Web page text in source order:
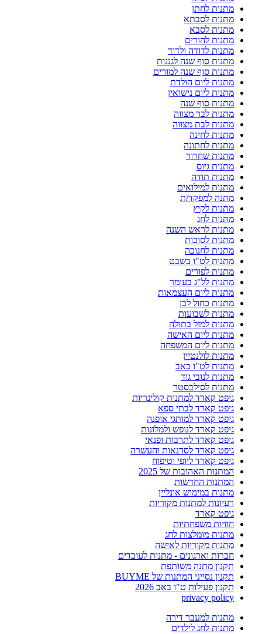
מתנות לחתן
מתנות לסבתא
מתנות לסבא
מתנות להורים
מתנות לדודה ולדוד
מתנות סוף שנה לגננות
מתנות סוף שנה למורים
מתנות ליום הולדת
מתנות ליום נישואין
מתנות סוף שנה
מתנות לבר מצווה
מתנות לבת מצווה
מתנות לחינה
מתנות לחתונה
מתנות שחרור
מתנות גיוס
מתנות תודה
מתנות למילואים
מתנה למפקד/ת
מתנות לקיץ
מתנות לחג
מתנות לראש השנה
מתנות לסוכות
מתנות לחנוכה
מתנות לט"ו בשבט
מתנות לפורים
מתנות לל"ג בעומר
מתנות ליום העצמאות
מתנות כחול לבן
מתנות לשבועות
מתנות למזל בתולה
מתנות ליום האישה
מתנות ליום המשפחה
מתנות לולנטיין
מתנות לט"ו באב
מתנות לנובי גוד
מתנות לסילבסטר
גיפט קארד למתנות קולינריות
גיפט קארד לבתי ספא
גיפט קארד למותגי אופנה
גיפט קארד לנופש ולמלונות
גיפט קארד לתרבות ופנאי
גיפט קארד לסדנאות והעשרה
גיפט קארד ליופי וטיפוח
המתנות האהובות של 2025
המתנות החדשות
מתנות במימוש אונליין
רעיונות למתנות מקוריות
גיפט קארד
חוויות משפחתיות
מתנות מומלצות לחג
מתנות מקוריות לאישה
חברות וארגונים - מתנות לעובדים
תקנון מתנה משותפת
תקנון נסייני המתנות של BUYME
תקנון פעילות ט"ו באב 2026
privacy policy
מתנות למעבר דירה
מתנות לחג לילדים